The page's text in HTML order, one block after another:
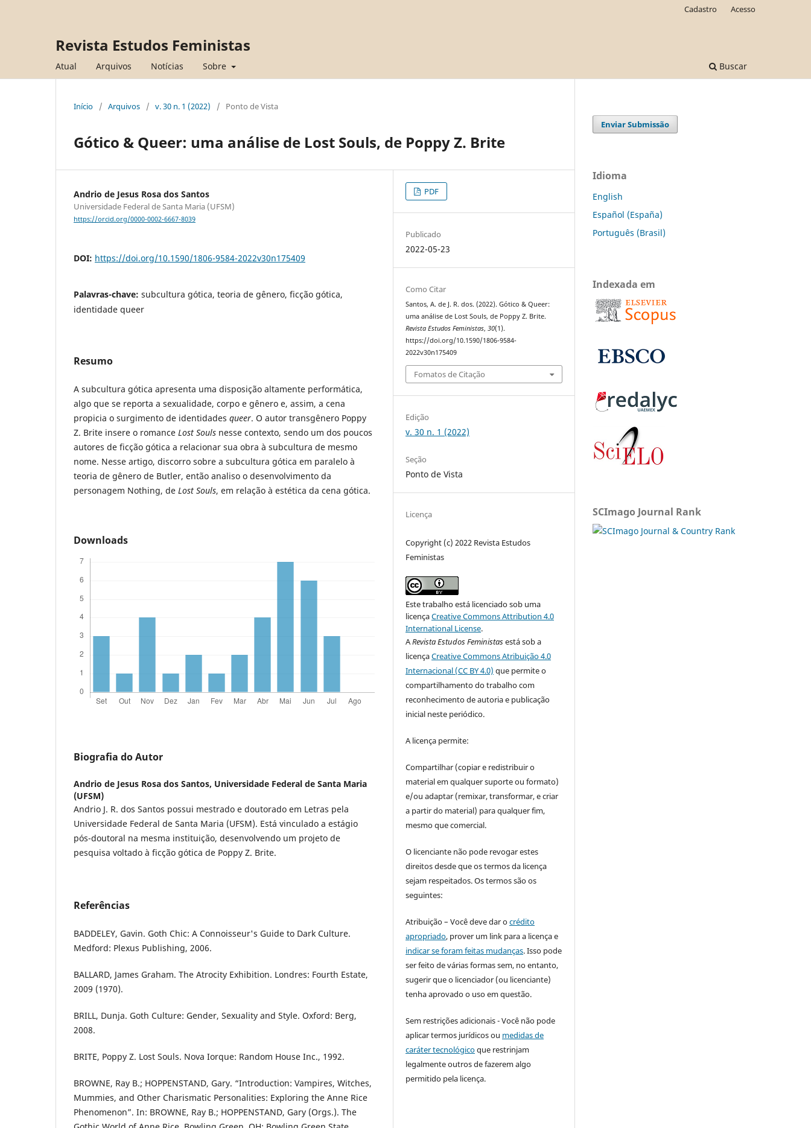
Revista Estudos Feministas
Atual Arquivos Notícias Sobre Buscar
Cadastro Acesso
Início / Arquivos / v. 30 n. 1 (2022) / Ponto de Vista
Gótico & Queer: uma análise de Lost Souls, de Poppy Z. Brite
Andrio de Jesus Rosa dos Santos
Universidade Federal de Santa Maria (UFSM)
https://orcid.org/0000-0002-6667-8039
DOI: https://doi.org/10.1590/1806-9584-2022v30n175409
Palavras-chave: subcultura gótica, teoria de gênero, ficção gótica,
identidade queer
Resumo
A subcultura gótica apresenta uma disposição altamente performática,
algo que se reporta a sexualidade, corpo e gênero e, assim, a cena
propicia o surgimento de identidades queer. O autor transgênero Poppy
Z. Brite insere o romance Lost Souls nesse contexto, sendo um dos poucos
autores de ficção gótica a relacionar sua obra à subcultura de mesmo
nome. Nesse artigo, discorro sobre a subcultura gótica em paralelo à
teoria de gênero de Butler, então analiso o desenvolvimento da
personagem Nothing, de Lost Souls, em relação à estética da cena gótica.
Downloads
Biografia do Autor
Andrio de Jesus Rosa dos Santos, Universidade Federal de Santa Maria
(UFSM)
Andrio J. R. dos Santos possui mestrado e doutorado em Letras pela
Universidade Federal de Santa Maria (UFSM). Está vinculado a estágio
pós-doutoral na mesma instituição, desenvolvendo um projeto de
pesquisa voltado à ficção gótica de Poppy Z. Brite.
Referências
BADDELEY, Gavin. Goth Chic: A Connoisseur's Guide to Dark Culture.
Medford: Plexus Publishing, 2006.
BALLARD, James Graham. The Atrocity Exhibition. Londres: Fourth Estate,
2009 (1970).
BRILL, Dunja. Goth Culture: Gender, Sexuality and Style. Oxford: Berg,
2008.
BRITE, Poppy Z. Lost Souls. Nova Iorque: Random House Inc., 1992.
BROWNE, Ray B.; HOPPENSTAND, Gary. “Introduction: Vampires, Witches,
Mummies, and Other Charismatic Personalities: Exploring the Anne Rice
Phenomenon”. In: BROWNE, Ray B.; HOPPENSTAND, Gary (Orgs.). The
PDF
Publicado
2022-05-23
Como Citar
Santos, A. de J. R. dos. (2022). Gótico & Queer:
uma análise de Lost Souls, de Poppy Z. Brite.
Revista Estudos Feministas,30(1).
https://doi.org/10.1590/1806-9584-
2022v30n175409
Fomatos de Citação
Edição
v. 30 n. 1 (2022)
Seção
Ponto de Vista
Licença
Copyright (c) 2022 Revista Estudos
Feministas
Este trabalho está licenciado sob uma
licençaCreative Commons Attribution 4.0
International License.
ARevista Estudos Feministasestá sob a
licençaCreative Commons Atribuição 4.0
Internacional (CC BY 4.0) que permite o
compartilhamento do trabalho com
reconhecimento de autoria e publicação
inicial neste periódico.
A licença permite:
Compartilhar (copiar e redistribuir o
material em qualquer suporte ou formato)
e/ou adaptar (remixar, transformar, e criar
a partir do material) para qualquer fim,
mesmo que comercial.
O licenciante não pode revogar estes
direitos desde que os termos da licença
sejam respeitados. Os termos são os
seguintes:
Atribuição – Você deve dar ocrédito
apropriado, prover um link para a licença e
indicar se foram feitas mudanças. Isso pode
ser feito de várias formas sem, no entanto,
sugerir que o licenciador (ou licenciante)
tenha aprovado o uso em questão.
Sem restrições adicionais - Você não pode
aplicar termos jurídicos ou medidas de
caráter tecnológicoque restrinjam
legalmente outros de fazerem algo
permitido pela licença.
Enviar Submissão
Idioma
English
Español (España)
Português (Brasil)
Indexada em
SCImago Journal Rank